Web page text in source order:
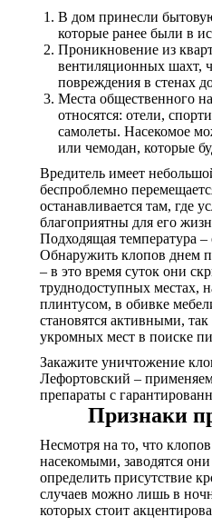
В дом принесли
которые ранее были в
Проникновение из
вентиляционных шахт,
повреждения в стенах
Места общественного
относятся: отели,
самолеты. Насекомое
или чемодан, которые
Вредитель имеет
беспроблемно
останавливается там, где
благоприятны для его
Подходящая температура
Обнаружить клопов днем
– в это время суток они
труднодоступных местах,
плинтусом, в обивке
становятся активными,
укромных мест в поиске
Закажите уничтожение
Лефортовский –
препараты с
Признаки
Несмотря на то, что
насекомыми, заводятся
определить присутствие
случаев можно лишь в
которых стоит